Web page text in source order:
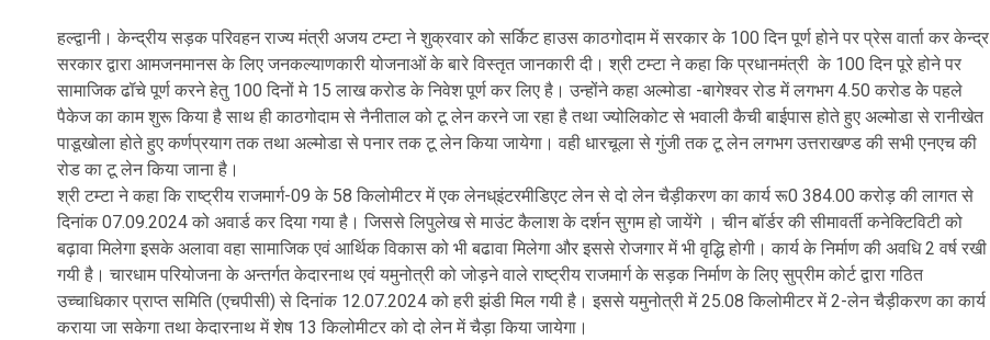
हल्द्वानी। केन्द्रीय सड़क परिवहन राज्य मंत्री अजय टम्टा ने शुक्रवार को सर्किट हाउस काठगोदाम में सरकार के 100 दिन पूर्ण होने पर प्रेस वार्ता कर केन्द्र
सरकार द्वारा आमजनमानस के लिए जनकल्याणकारी योजनाओं के बारे विस्तृत जानकारी दी। श्री टम्टा ने कहा कि प्रधानमंत्री के 100 दिन पूरे होने पर
सामाजिक ढॉचे पूर्ण करने हेतु 100 दिनों मे 15 लाख करोड के निवेश पूर्ण कर लिए है। उन्होंने कहा अल्मोडा -बागेश्वर रोड में लगभग 4.50 करोड केे पहले
पैकेज का काम शुरू किया है साथ ही काठगोदाम से नैनीताल को टू लेन करने जा रहा है तथा ज्योलिकोट से भवाली कैची बाईपास होते हुए अल्मोडा से रानीखेत
पाडूखोला होते हुए कर्णप्रयाग तक तथा अल्मोडा से पनार तक टू लेन किया जायेगा। वही धारचूला से गुंजी तक टू लेन लगभग उत्तराखण्ड की सभी एनएच की
रोड का टू लेन किया जाना है।
श्री टम्टा ने कहा कि राष्ट्रीय राजमार्ग-09 के 58 किलोमीटर में एक लेनध्इंटरमीडिएट लेन से दो लेन चैड़ीकरण का कार्य रू0 384.00 करोड़ की लागत से
दिनांक 07.09.2024 को अवार्ड कर दिया गया है। जिससे लिपुलेख से माउंट कैलाश के दर्शन सुगम हो जायेंगे । चीन बॉर्डर की सीमावर्ती कनेक्टिविटी को
बढ़ावा मिलेगा इसके अलावा वहा सामाजिक एवं आर्थिक विकास को भी बढावा मिलेगा और इससे रोजगार में भी वृद्धि होगी। कार्य के निर्माण की अवधि 2 वर्ष रखी
गयी है। चारधाम परियोजना के अन्तर्गत केदारनाथ एवं यमुनोत्री को जोड़ने वाले राष्ट्रीय राजमार्ग के सड़क निर्माण के लिए सुप्रीम कोर्ट द्वारा गठित
उच्चाधिकार प्राप्त समिति (एचपीसी) से दिनांक 12.07.2024 को हरी झंडी मिल गयी है। इससे यमुनोत्री में 25.08 किलोमीटर में 2-लेन चैड़ीकरण का कार्य
कराया जा सकेगा तथा केदारनाथ में शेष 13 किलोमीटर को दो लेन में चैड़ा किया जायेगा।